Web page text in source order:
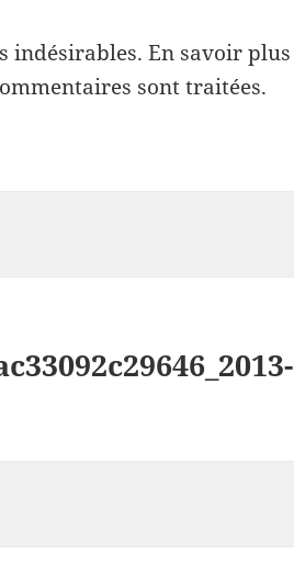
indésirables.En savoir plus
sont traitées.